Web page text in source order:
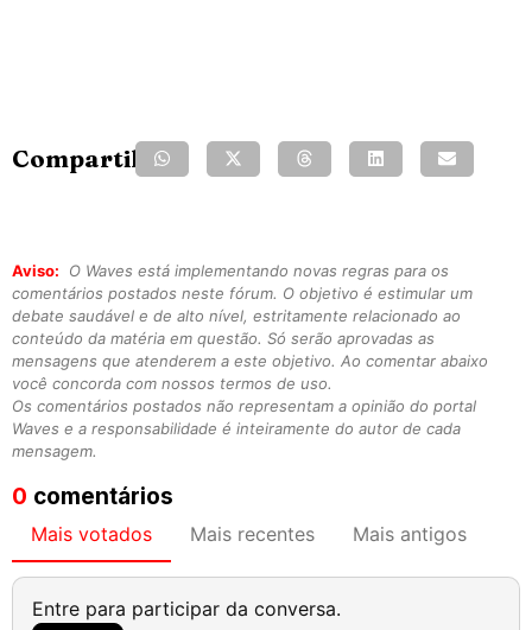
Compartilhe:
Aviso:
O Waves está implementando novas regras para os
comentários postados neste fórum. O objetivo é estimular um
debate saudável e de alto nível, estritamente relacionado ao
conteúdo da matéria em questão. Só serão aprovadas as
mensagens que atenderem a este objetivo. Ao comentar abaixo
você concorda com nossos termos de uso.
Os comentários postados não representam a opinião do portal
Waves e a responsabilidade é inteiramente do autor de cada
mensagem.
0 comentários
Mais votados Mais recentes Mais antigos
Entre para participar da conversa.